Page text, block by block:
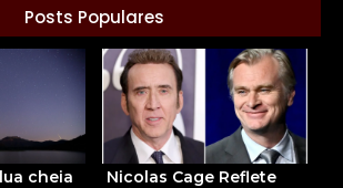
Posts Populares
cheia
Nicolas Cage Reflete